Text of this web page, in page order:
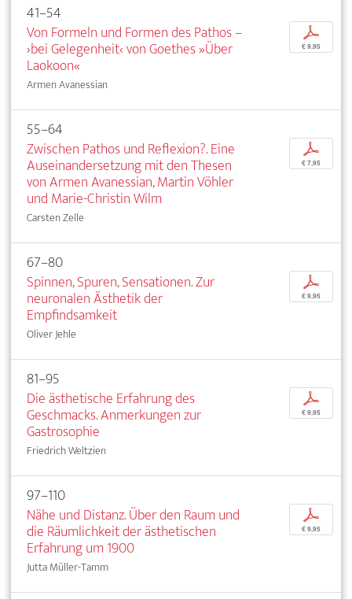
41–54
Von Formeln und Formen des Pathos –
›bei Gelegenheit‹ von Goethes »Über
Laokoon«
Armen Avanessian
p
€ 9,95
55–64
Zwischen Pathos und Reflexion?. Eine
Auseinandersetzung mit den Thesen
von Armen Avanessian, Martin Vöhler
und Marie-Christin Wilm
Carsten Zelle
p
€ 7,95
67–80
Spinnen, Spuren, Sensationen. Zur
neuronalen Ästhetik der
Empfindsamkeit
Oliver Jehle
p
€ 9,95
81–95
Die ästhetische Erfahrung des
Geschmacks. Anmerkungen zur
Gastrosophie
Friedrich Weltzien
p
€ 9,95
97–110
Nähe und Distanz. Über den Raum und
die Räumlichkeit der ästhetischen
Erfahrung um 1900
Jutta Müller-Tamm
p
€ 9,95